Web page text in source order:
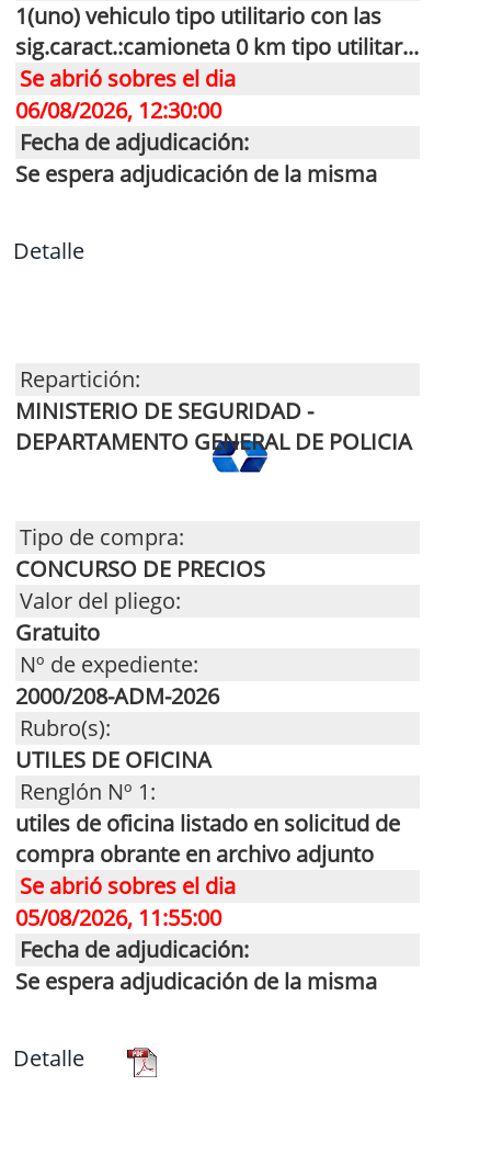
1(uno) vehiculo tipo utilitario con las
sig.caract.:camioneta 0 km tipo utilitar...
Se abrió sobres el dia
06/08/2026, 12:30:00
Fecha de adjudicación:
Se espera adjudicación de la misma
Detalle
Repartición:
MINISTERIO DE SEGURIDAD -
DEPARTAMENTO GENERAL DE POLICIA
Tipo de compra:
CONCURSO DE PRECIOS
Valor del pliego:
Gratuito
Nº de expediente:
2000/208-ADM-2026
Rubro(s):
UTILES DE OFICINA
Renglón Nº 1:
utiles de oficina listado en solicitud de
compra obrante en archivo adjunto
Se abrió sobres el dia
05/08/2026, 11:55:00
Fecha de adjudicación:
Se espera adjudicación de la misma
Detalle